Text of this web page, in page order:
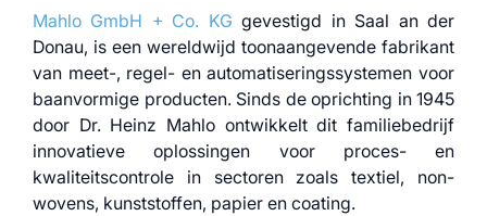
Mahlo GmbH + Co. KG gevestigd in Saal an der
Donau, is een wereldwijd toonaangevende fabrikant
van meet-, regel- en automatiseringssystemen voor
baanvormige producten. Sinds de oprichting in 1945
door Dr. Heinz Mahlo ontwikkelt dit familiebedrijf
innovatieve oplossingen voor proces- en
kwaliteitscontrole in sectoren zoals textiel, non-
wovens, kunststoffen, papier en coating.